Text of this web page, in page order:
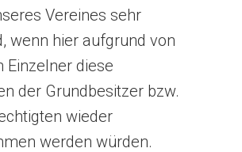
Vereines sehr
wenn hier aufgrund von
Einzelner diese
der Grundbesitzer bzw.
wieder
werden würden.